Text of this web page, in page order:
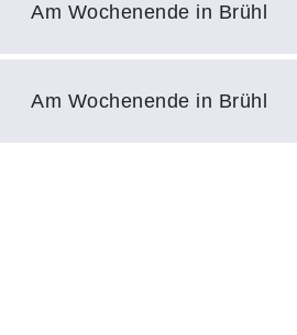
Am Wochenende in Brühl
Am Wochenende in Brühl